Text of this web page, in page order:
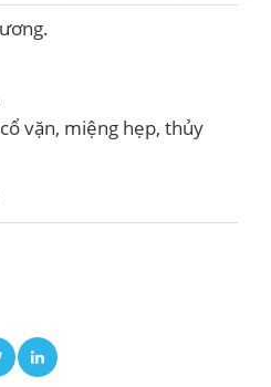
vặn, miệng hẹp, thủy